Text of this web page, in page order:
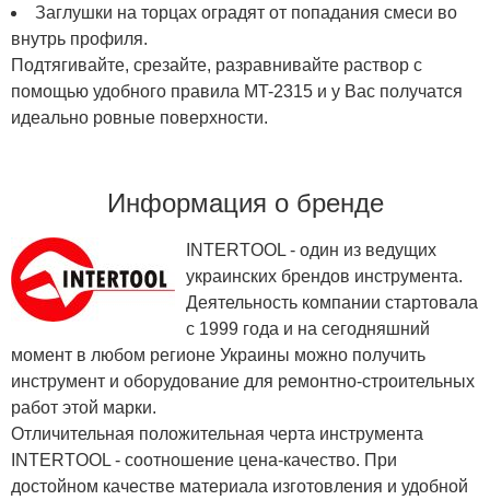
Заглушки на торцах оградят от попадания смеси во
внутрь профиля.
Подтягивайте, срезайте, разравнивайте раствор с
помощью удобного правила MT-2315 и у Вас получатся
идеально ровные поверхности.
Информация о бренде
INTERTOOL - один из ведущих
украинских брендов инструмента.
Деятельность компании стартовала
с 1999 года и на сегодняшний
момент в любом регионе Украины можно получить
инструмент и оборудование для ремонтно-строительных
работ этой марки.
Отличительная положительная черта инструмента
INTERTOOL - соотношение цена-качество. При
достойном качестве материала изготовления и удобной